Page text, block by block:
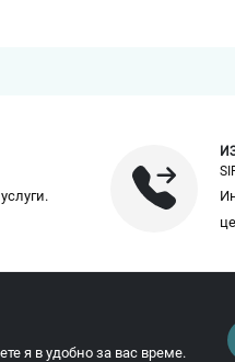
я в удобно за вас време.